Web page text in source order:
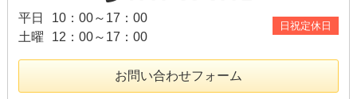
平日
10：00～17：00
土曜
12：00～17：00
日祝定休日
お問い合わせフォーム